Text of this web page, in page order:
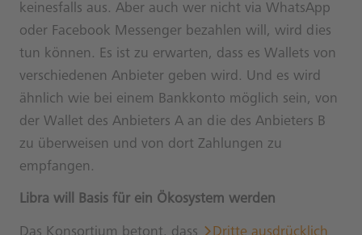
keinesfalls aus. Aber auch wer nicht via WhatsApp
oder Facebook Messenger bezahlen will, wird dies
tun können. Es ist zu erwarten, dass es Wallets von
verschiedenen Anbieter geben wird. Und es wird
ähnlich wie bei einem Bankkonto möglich sein, von
der Wallet des Anbieters A an die des Anbieters B
zu überweisen und von dort Zahlungen zu
empfangen.
Libra will Basis für ein Ökosystem werden